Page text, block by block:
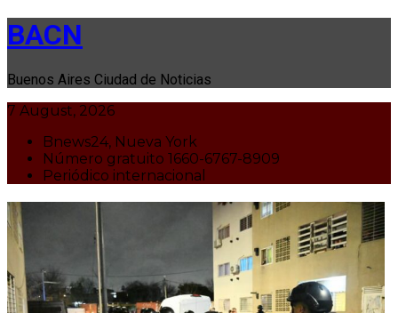
BACN
Buenos Aires Ciudad de Noticias
7 August, 2026
Bnews24, Nueva York
Número gratuito 1660-6767-8909
Periódico internacional